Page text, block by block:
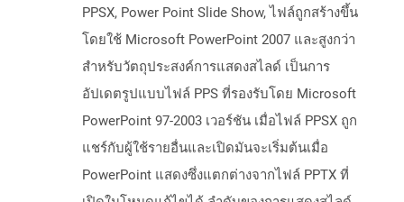
PPSX, Power Point Slide Show, ไฟล์ถูกสร้างขึ้น
โดยใช้ Microsoft PowerPoint 2007 และสูงกว่า
สำหรับวัตถุประสงค์การแสดงสไลด์ เป็นการ
อัปเดตรูปแบบไฟล์ PPS ที่รองรับโดย Microsoft
PowerPoint 97-2003 เวอร์ชัน เมื่อไฟล์ PPSX ถูก
แชร์กับผู้ใช้รายอื่นและเปิดมันจะเริ่มต้นเมื่อ
PowerPoint แสดงซึ่งแตกต่างจากไฟล์ PPTX ที่